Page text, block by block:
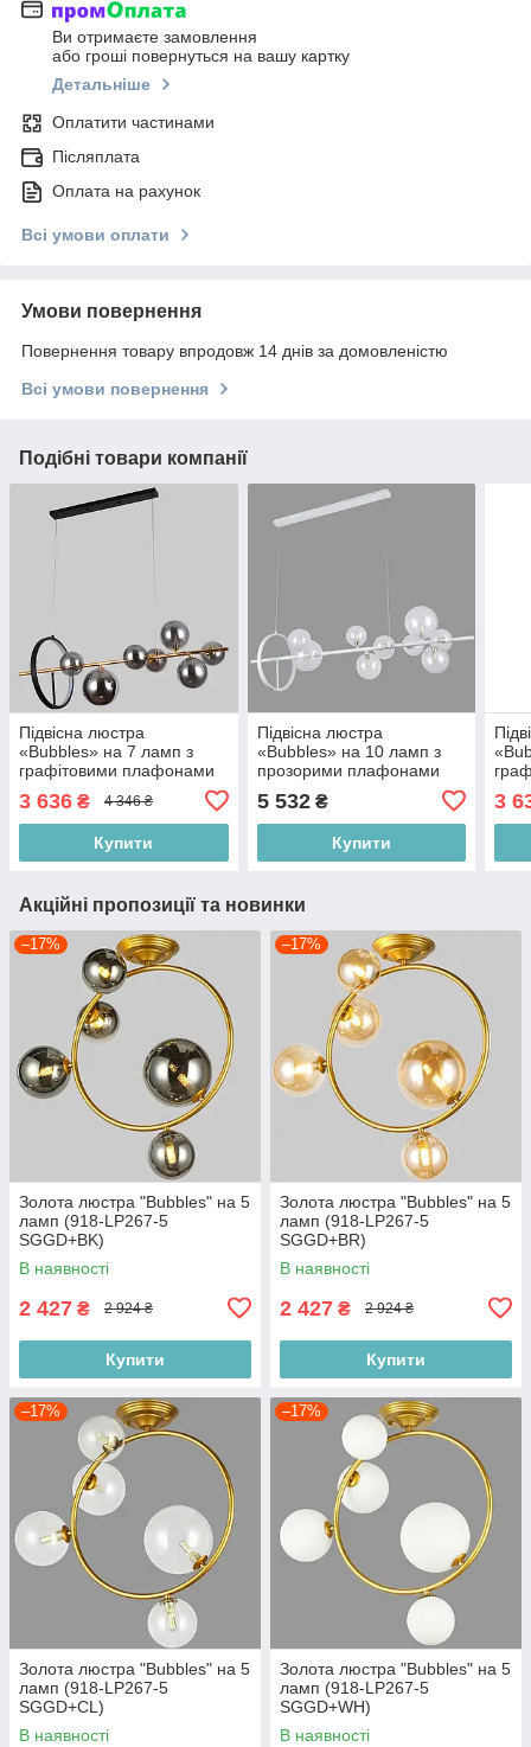
Ви отримаєте замовлення
або гроші повернуться на вашу картку
Детальніше
Оплатити частинами
Післяплата
Оплата на рахунок
Всі умови оплати
Умови повернення
Повернення товару впродовж 14 днів за домовленістю
Всі умови повернення
Подібні товари компанії
Підвісна люстра
«Bubbles» на 7 ламп з
графітовими плафонами
3 636 ₴ 4 346 ₴
Купити
Підвісна люстра
«Bubbles» на 10 ламп з
прозорими плафонами
5 532₴
Купити
3
Акційні пропозиції та новинки
–17%
Золота люстра "Bubbles" на 5
ламп (918-LP267-5
SGGD+BK)
В наявності
2 427 ₴ 2 924 ₴
Купити
–17%
Золота люстра "Bubbles" на 5
ламп (918-LP267-5
SGGD+BR)
В наявності
2 427 ₴ 2 924 ₴
Купити
–17%
Золота люстра "Bubbles" на 5
ламп (918-LP267-5
SGGD+CL)
В наявності
–17%
Золота люстра "Bubbles" на 5
ламп (918-LP267-5
SGGD+WH)
В наявності